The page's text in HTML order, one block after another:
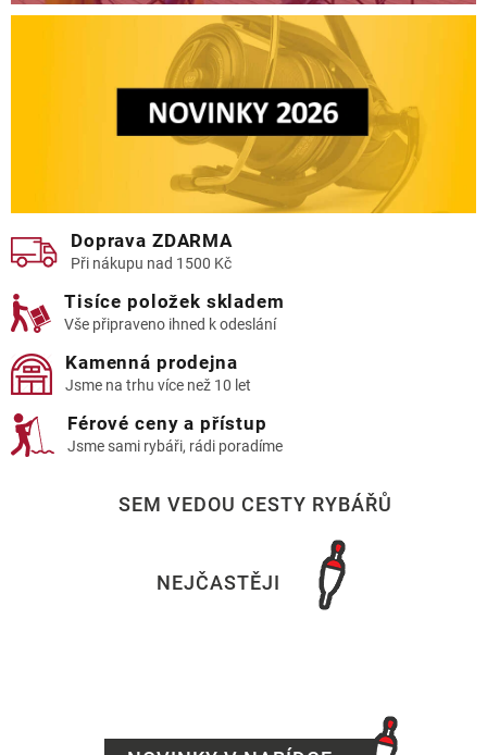
Doprava ZDARMA
Při nákupu nad 1500 Kč
Tisíce položek skladem
Vše připraveno ihned k odeslání
Kamenná prodejna
Jsme na trhu více než 10 let
Férové ceny a přístup
Jsme sami rybáři, rádi poradíme
SEM VEDOU CESTY RYBÁŘŮ
NEJČASTĚJI